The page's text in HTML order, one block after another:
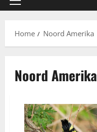
Primary
Home
Noord Amerika
Noord Amerika